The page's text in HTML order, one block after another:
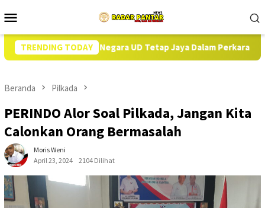
ke
Mobile
TRENDING TODAY
Negara UD Tetap Jaya Dalam Perkara TIPIKOR DD di
Beranda Pilkada
PERINDO Alor Soal Pilkada, Jangan Kita
Calonkan Orang Bermasalah
Moris Weni
April 23, 2024
2104 Dilihat